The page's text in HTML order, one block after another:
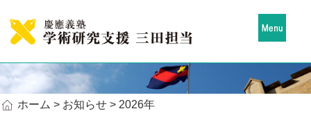
ホーム > お知らせ > 2026年